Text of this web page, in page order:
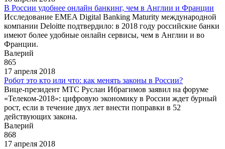
В России удобнее онлайн банкинг, чем в Англии и Франции
Исследование EMEA Digital Banking Maturity международной
компании Deloitte подтвердило: в 2018 году российские банки
имеют более удобные онлайн сервисы, чем в Англии и во
Франции.
Валерий
865
17 апреля 2018
Робот это кто или что: как менять законы в России?
Вице-президент МТС Руслан Ибрагимов заявил на форуме
«Телеком-2018»: цифровую экономику в России ждет бурный
рост, если в течение двух лет внести поправки в 52
действующих закона.
Валерий
868
17 апреля 2018